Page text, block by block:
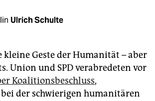
Ulrich Schulte
kleine Geste der Humanität – aber
Union und SPD verabredeten vor
Koalitionsbeschluss,
der schwierigen humanitären